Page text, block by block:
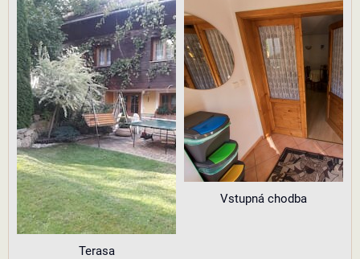
Terasa
Vstupná chodba